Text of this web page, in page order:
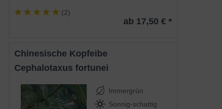
(2)
ab 17,50 € *
Chinesische Kopfeibe
Cephalotaxus fortunei
Immergrün
Sonnig-schattig